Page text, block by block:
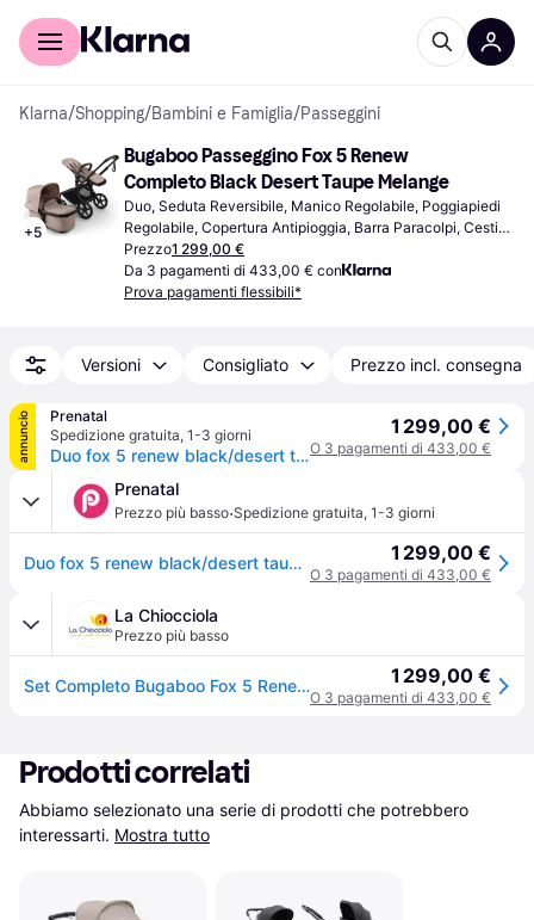
Per il tuo shopping
Klarna/Shopping/Bambini e Famiglia/Passeggini
+5
Bugaboo Passeggino Fox 5 Renew
Completo Black Desert Taupe Melange
Duo, Seduta Reversibile, Manico Regolabile, Poggiapiedi
Regolabile, Copertura Antipioggia, Barra Paracolpi, Cestino
Portaoggetti, Inclinazione Completa, Tetto Parasole
Estensibile, Chiusura con una Mano, Beige
Prezzo1 299,00 €
Da 3 pagamenti di 433,00 € con
Prova pagamenti flessibili*
Versioni Consigliato Prezzo incl. consegna
annuncio
Prenatal
Spedizione gratuita, 1-3 giorni
Duo fox 5 renew black/desert taupe melange-desert taupe melange - bugaboo - Nero
1 299,00 €
O 3 pagamenti di 433,00 €
Prenatal
Prezzo più basso·Spedizione gratuita, 1-3 giorni
Duo fox 5 renew black/desert taupe melange-desert taupe melange - bugaboo - Nero 1 299,00 €
O 3 pagamenti di 433,00 €
La Chiocciola
Prezzo più basso
Set Completo Bugaboo Fox 5 Renew Black/Desert taupe melange-desert taupe melange 1 299,00 €
O 3 pagamenti di 433,00 €
Prodotti correlati
Abbiamo selezionato una serie di prodotti che potrebbero
interessarti. Mostra tutto